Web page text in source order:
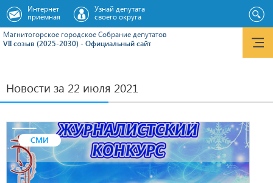
Магнитогорское городское Cобрание депутатов
VII созыв (2025-2030) - Официальный сайт
Интернет
приёмная
Узнай депутата
своего округа
Новости за 22 июля 2021
СМИ